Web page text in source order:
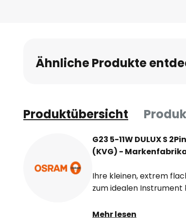
Ähnliche Produkte
Produktübersicht
G23 5-11W DULUX S
(KVG) -
Ihre kleinen, extrem
zum idealen
- Achtfache
Mehr lesen